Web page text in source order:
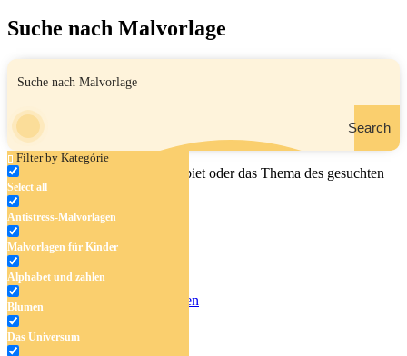
Suche nach Malvorlage
Search
Filter by Kategórie
Select all
Antistress-Malvorlagen
Malvorlagen für Kinder
Alphabet und zahlen
Blumen
Das Universum
Geben Sie den Namen, das Gebiet oder das Thema des gesuchten
Malbuchs ein.
Malvorlagen für Kinder
Alphabet und zahlen